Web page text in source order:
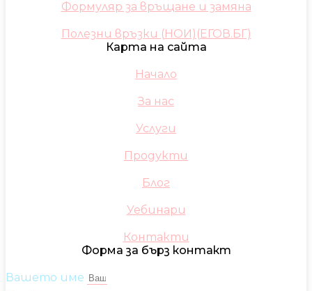
Формуляр за връщане и замяна
Полезни връзки (НОИ)(ЕГОВ.БГ)
Карта на сайта
Начало
За нас
Услуги
Продукти
Блог
Уебинари
Контакти
Форма за бърз контакт
Вашето име